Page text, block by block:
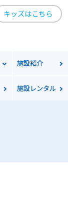
キッズはこちら
施設紹介
施設レンタル